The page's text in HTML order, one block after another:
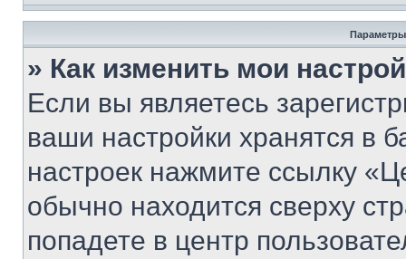
Параметры
» Как изменить мои
Если вы являетесь
ваши настройки хранятся в
настроек нажмите ссылку
обычно находится сверху
попадете в центр